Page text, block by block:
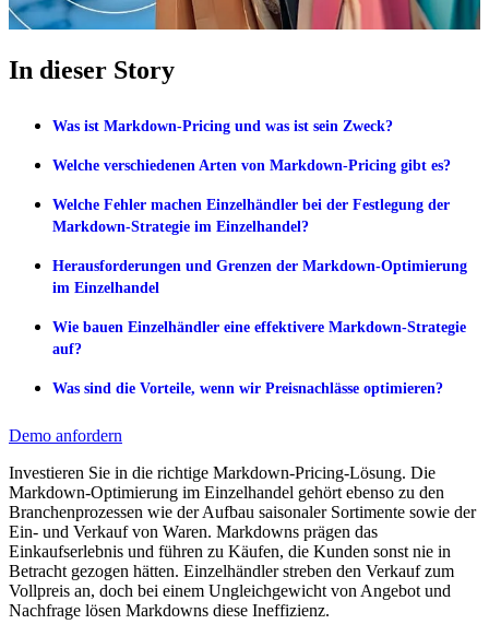
In dieser Story
Was ist Markdown-Pricing und was ist sein Zweck?
Welche verschiedenen Arten von Markdown-Pricing gibt es?
Welche Fehler machen Einzelhändler bei der Festlegung der
Markdown-Strategie im Einzelhandel?
Herausforderungen und Grenzen der Markdown-Optimierung
im Einzelhandel
Wie bauen Einzelhändler eine effektivere Markdown-Strategie
auf?
Was sind die Vorteile, wenn wir Preisnachlässe optimieren?
Demo anfordern
Investieren Sie in die richtige Markdown-Pricing-Lösung. Die
Markdown-Optimierung im Einzelhandel gehört ebenso zu den
Branchenprozessen wie der Aufbau saisonaler Sortimente sowie der
Ein- und Verkauf von Waren. Markdowns prägen das
Einkaufserlebnis und führen zu Käufen, die Kunden sonst nie in
Betracht gezogen hätten. Einzelhändler streben den Verkauf zum
Vollpreis an, doch bei einem Ungleichgewicht von Angebot und
Nachfrage lösen Markdowns diese Ineffizienz.